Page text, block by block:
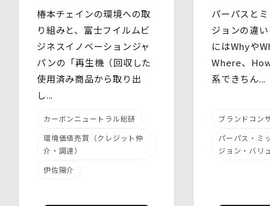
当社は、個人情報を適切に取り扱うため、以下の安全管理
措置を実施します。
・ 個人データの取扱いに関する責任者を定め、報告連絡
体制や取扱方法を管理しています。
実施しています。
(2)人的安全管理措置
員に定期的な研修を実施しています。
・ 個人データについての秘密保持に関する事項を就業規
(3)物理的安全管理措置
椿本チェインの環境への取
り組みと、富士フイルムビ
ジネスイノベーションジャ
パンの「再生機（回収した
使用済み商品から取り出
し...
カーボンニュートラル総研
環境価値売買（クレジット仲
介・調達）
伊佐陽介
パーパスと
ジョンの違
にはWhyや
Where、
系できちん...
ブランドコン
パーパス・ミ
ジョン・バリ